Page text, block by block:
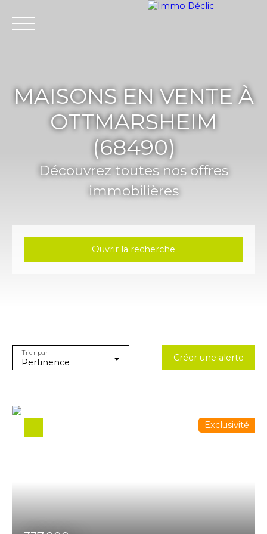
MAISONS EN VENTE À
OTTMARSHEIM
(68490)
Découvrez toutes nos offres
immobilières
Ouvrir la recherche
Ottmarsheim (68490)
Localisation
Pertinence
Trier par Créer une alerte
Exclusivité